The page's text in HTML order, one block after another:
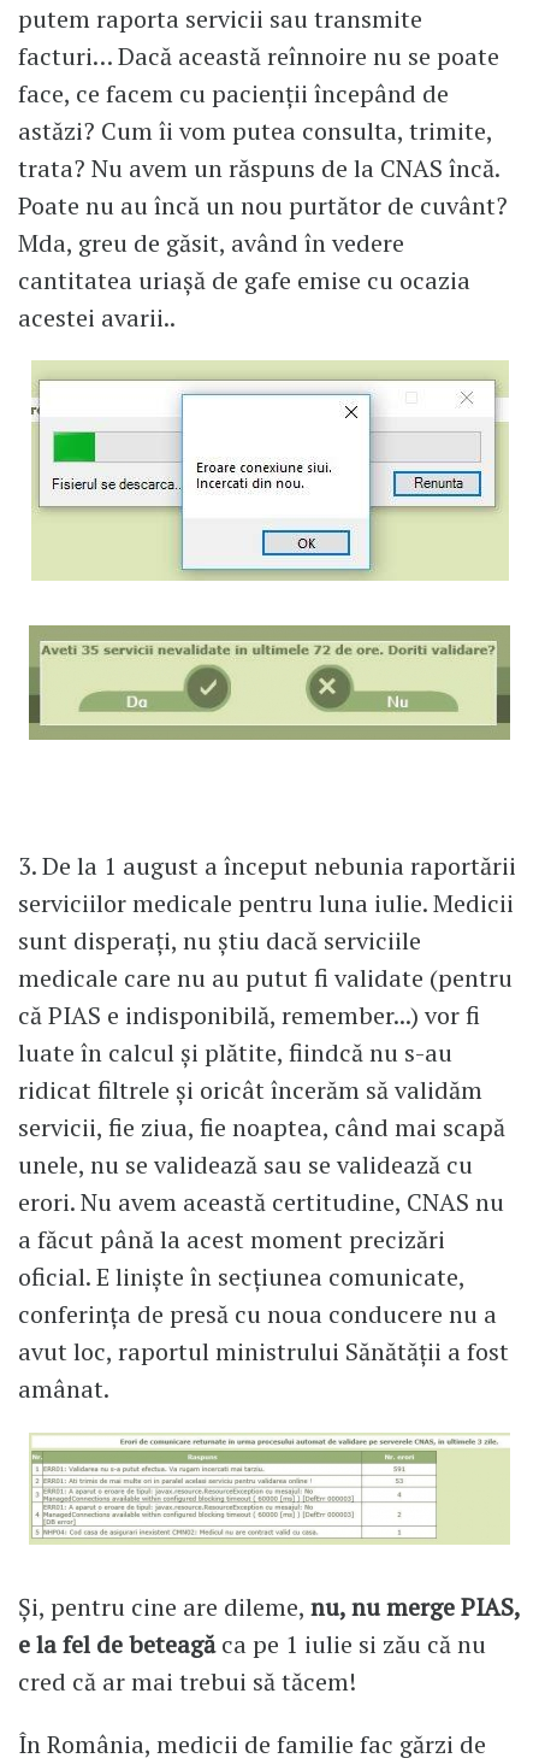
putem raporta servicii sau transmite
facturi… Dacă această reînnoire nu se poate
face, ce facem cu pacienții începând de
astăzi? Cum îi vom putea consulta, trimite,
trata? Nu avem un răspuns de la CNAS încă.
Poate nu au încă un nou purtător de cuvânt?
Mda, greu de găsit, având în vedere
cantitatea uriașă de gafe emise cu ocazia
acestei avarii..
3. De la 1 august a început nebunia raportării
serviciilor medicale pentru luna iulie. Medicii
sunt disperați, nu știu dacă serviciile
medicale care nu au putut fi validate (pentru
că PIAS e indisponibilă, remember...) vor fi
luate în calcul și plătite, fiindcă nu s-au
ridicat filtrele și oricât încerăm să validăm
servicii, fie ziua, fie noaptea, când mai scapă
unele, nu se validează sau se validează cu
erori. Nu avem această certitudine, CNAS nu
a făcut până la acest moment precizări
oficial. E liniște în secțiunea comunicate,
conferința de presă cu noua conducere nu a
avut loc, raportul ministrului Sănătății a fost
amânat.
Și, pentru cine are dileme, nu, nu merge PIAS,
e la fel de beteagăca pe 1 iulie si zău că nu
cred că ar mai trebui să tăcem!
În România, medicii de familie fac gărzi de